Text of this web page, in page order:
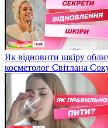
Як відновити шкіру
косметолог Світлана